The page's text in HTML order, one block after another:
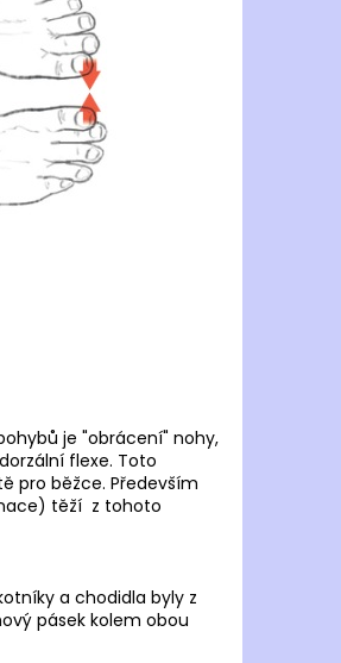
je "obrácení" nohy,
flexe. Toto
pro běžce. Především
těží z tohoto
a chodidla byly z
pásek kolem obou